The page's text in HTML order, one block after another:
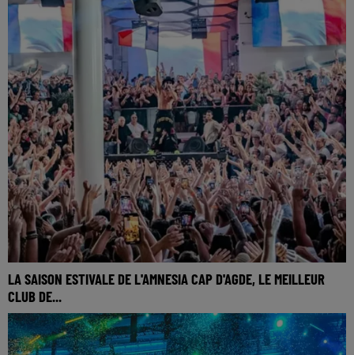
LA SAISON ESTIVALE DE L'AMNESIA CAP D'AGDE, LE MEILLEUR
CLUB DE...
🎧 Ecoutez Radio FG sur http://www.radiofg.com 📱 et sur
l’Application FG (IOS https://urlz.fr/hhZx